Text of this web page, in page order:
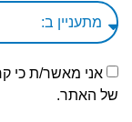
אני מאשר/ת כי
של האתר.